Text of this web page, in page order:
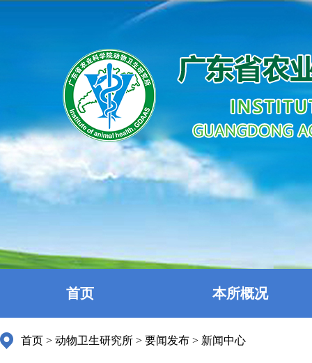
首页 本所概况
首页 > 动物卫生研究所 > 要闻发布 > 新闻中心